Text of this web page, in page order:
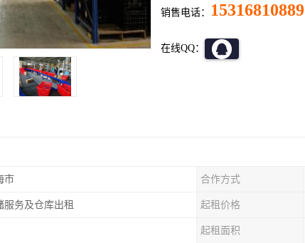
销售电话： 15316810889
在线QQ：
市 合作方式
服务及仓库出租 起租价格
起租面积